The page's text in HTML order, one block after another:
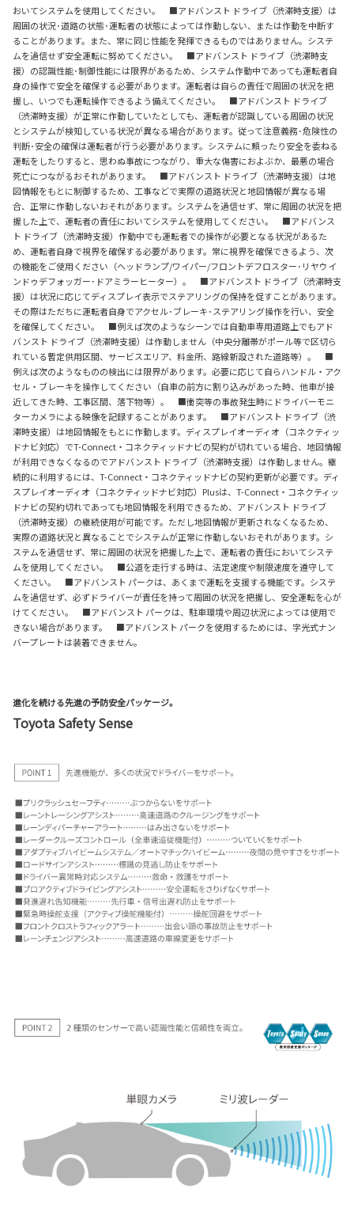
おいてシステムを使用してください。 ■アドバンスト ドライブ（渋滞時支援）は
周囲の状況･道路の状態･運転者の状態によっては作動しない、または作動を中断す
ることがあります。また、常に同じ性能を発揮できるものではありません。システ
ムを過信せず安全運転に努めてください。 ■アドバンスト ドライブ（渋滞時支
援）の認識性能･制御性能には限界があるため、システム作動中であっても運転者自
身の操作で安全を確保する必要があります。運転者は自らの責任で周囲の状況を把
握し、いつでも運転操作できるよう備えてください。 ■アドバンスト ドライブ
（渋滞時支援）が正常に作動していたとしても、運転者が認識している周囲の状況
とシステムが検知している状況が異なる場合があります。従って注意義務･危険性の
判断･安全の確保は運転者が行う必要があります。システムに頼ったり安全を委ねる
運転をしたりすると、思わぬ事故につながり、重大な傷害におよぶか、最悪の場合
死亡につながるおそれがあります。 ■アドバンスト ドライブ（渋滞時支援）は地
図情報をもとに制御するため、工事などで実際の道路状況と地図情報が異なる場
合、正常に作動しないおそれがあります。システムを過信せず、常に周囲の状況を把
握した上で、運転者の責任においてシステムを使用してください。 ■アドバンス
ト ドライブ（渋滞時支援）作動中でも運転者での操作が必要となる状況があるた
め、運転者自身で視界を確保する必要があります。常に視界を確保できるよう、次
の機能をご使用ください（ヘッドランプ/ワイパー/フロントデフロスター･リヤウイ
ンドゥデフォッガー･ドアミラーヒーター）。 ■アドバンスト ドライブ（渋滞時支
援）は状況に応じてディスプレイ表示でステアリングの保持を促すことがあります。
その際はただちに運転者自身でアクセル･ブレーキ･ステアリング操作を行い、安全
を確保してください。 ■例えば次のようなシーンでは自動車専用道路上でもアド
バンスト ドライブ（渋滞時支援）は作動しません（中央分離帯がポール等で区切ら
れている暫定供用区間、サービスエリア、料金所、路線新設された道路等）。 ■
例えば次のようなものの検出には限界があります。必要に応じて自らハンドル・アク
セル・ブレーキを操作してください（自車の前方に割り込みがあった時、他車が接
近してきた時、工事区間、落下物等）。 ■衝突等の事故発生時にドライバーモニ
ターカメラによる映像を記録することがあります。 ■アドバンスト ドライブ（渋
滞時支援）は地図情報をもとに作動します。ディスプレイオーディオ（コネクティッ
ドナビ対応）でT-Connect・コネクティッドナビの契約が切れている場合、地図情報
が利用できなくなるのでアドバンスト ドライブ（渋滞時支援）は作動しません。継
続的に利用するには、T-Connect・コネクティッドナビの契約更新が必要です。ディ
スプレイオーディオ（コネクティッドナビ対応）Plusは、T-Connect・コネクティッ
ドナビの契約切れであっても地図情報を利用できるため、アドバンスト ドライブ
（渋滞時支援）の継続使用が可能です。ただし地図情報が更新されなくなるため、
実際の道路状況と異なることでシステムが正常に作動しないおそれがあります。シ
ステムを過信せず、常に周囲の状況を把握した上で、運転者の責任においてシステ
ムを使用してください。 ■公道を走行する時は、法定速度や制限速度を遵守して
ください。 ■アドバンスト パークは、あくまで運転を支援する機能です。システ
ムを過信せず、必ずドライバーが責任を持って周囲の状況を把握し、安全運転を心が
けてください。 ■アドバンスト パークは、駐車環境や周辺状況によっては使用で
きない場合があります。 ■アドバンスト パークを使用するためには、字光式ナン
バープレートは装着できません。
進化を続ける先進の予防安全パッケージ。
Toyota Safety Sense